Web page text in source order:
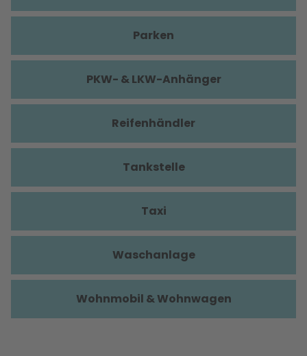
Parken
PKW- & LKW-Anhänger
Reifenhändler
Tankstelle
Taxi
Waschanlage
Wohnmobil & Wohnwagen